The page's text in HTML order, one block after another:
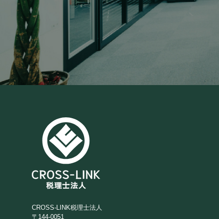
CROSS-LINK税理士法人
〒144-0051